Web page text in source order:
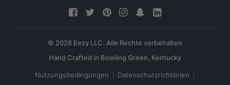
© 2026 Eezy LLC. Alle Rechte vorbehalten
Nutzungsbedingungen Datenschutzrichtlinien